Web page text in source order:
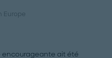
Europe
encourageante ait été